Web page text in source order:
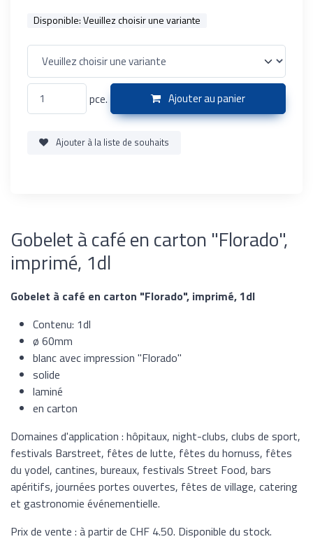
Disponible:Veuillez choisir une variante
pce. Ajouter au panier
Ajouter à la liste de souhaits
Gobelet à café en carton "Florado",
imprimé, 1dl
Gobelet à café en carton "Florado", imprimé, 1dl
Contenu: 1dl
ø 60mm
blanc avec impression "Florado"
solide
laminé
en carton
Domaines d'application : hôpitaux, night-clubs, clubs de sport,
festivals Barstreet, fêtes de lutte, fêtes du hornuss, fêtes
du yodel, cantines, bureaux, festivals Street Food, bars
apéritifs, journées portes ouvertes, fêtes de village, catering
et gastronomie événementielle.
Prix de vente : à partir de CHF 4.50. Disponible du stock.